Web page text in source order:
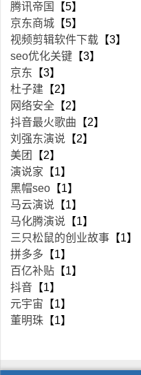
腾讯帝国
【5】
京东商城 【5】
视频剪辑软件下载 【3】
seo优化关键 【3】
京东 【3】
杜子建 【2】
网络安全 【2】
抖音最火歌曲 【2】
刘强东演说 【2】
美团
【2】
演说家 【1】
黑帽seo 【1】
马云演说 【1】
马化腾演说 【1】
三只松鼠的创业故事 【1】
拼多多 【1】
百亿补贴 【1】
抖音 【1】
元宇宙 【1】
董明珠 【1】